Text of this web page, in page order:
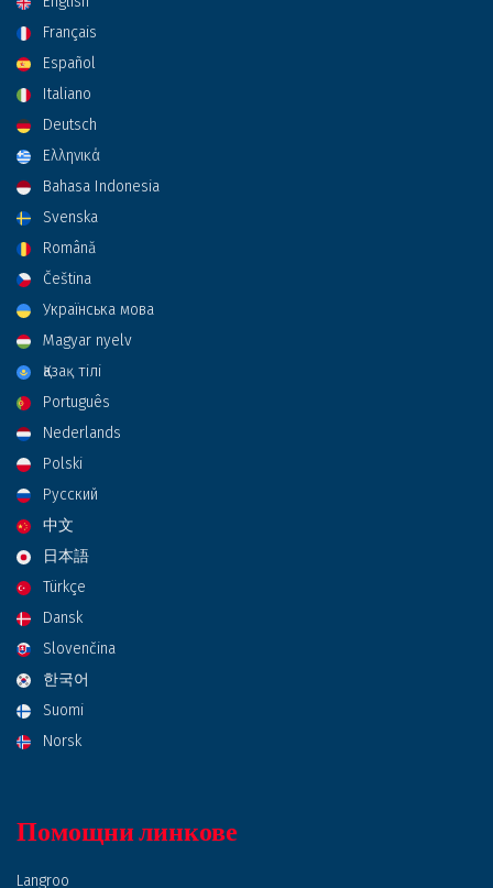
Français
Español
Italiano
Deutsch
Ελληνικά
Bahasa Indonesia
Svenska
Română
Čeština
Українська мова
Magyar nyelv
Қазақ тілі
Português
Nederlands
Polski
Русский
中文
日本語
Türkçe
Dansk
Slovenčina
한국어
Suomi
Norsk
Помощни линкове
Langroo